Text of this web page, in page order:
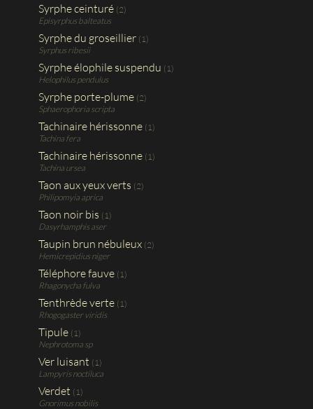
Syrphe ceinturé (2)
Episyrphus balteatus
Syrphe du groseillier (1)
Syrphus ribesii
Syrphe élophile suspendu (1)
Helophilus pendulus
Syrphe porte-plume (2)
Sphaerophoria scripta
Tachinaire hérissonne (1)
Tachina fera
Tachinaire hérissonne (1)
Tachina ursea
Taon aux yeux verts (2)
Philipomyia aprica
Taon noir bis (1)
Dasyrhamphis aser
Taupin brun nébuleux (2)
Hemicrepidius niger
Téléphore fauve (1)
Rhagonycha fulva
Tenthrède verte (1)
Rhogogaster viridis
Tipule (1)
Nephrotoma sp
Ver luisant (1)
Lampyris noctiluca
Verdet (1)
Gnorimus nobilis